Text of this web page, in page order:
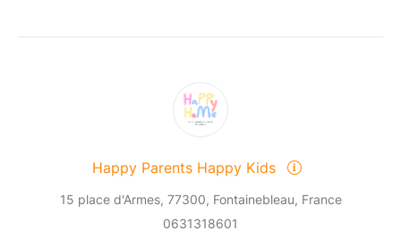
Happy Parents Happy Kids
15 place d'Armes, 77300, Fontainebleau, France
0631318601